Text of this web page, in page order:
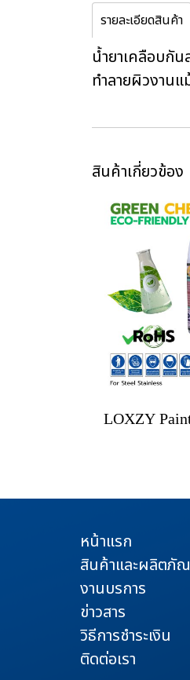
รายละเอียดสินค้า
น้ำยาเคลือบกั
ทำลายผิวงานแ
สินค้าเกี่ยวข้อง
หน้าแรก
สินค้าและผลิตภั
งานบรการ
ข่าวสาร
วิธีการชำระเงิน
ติดต่อเรา